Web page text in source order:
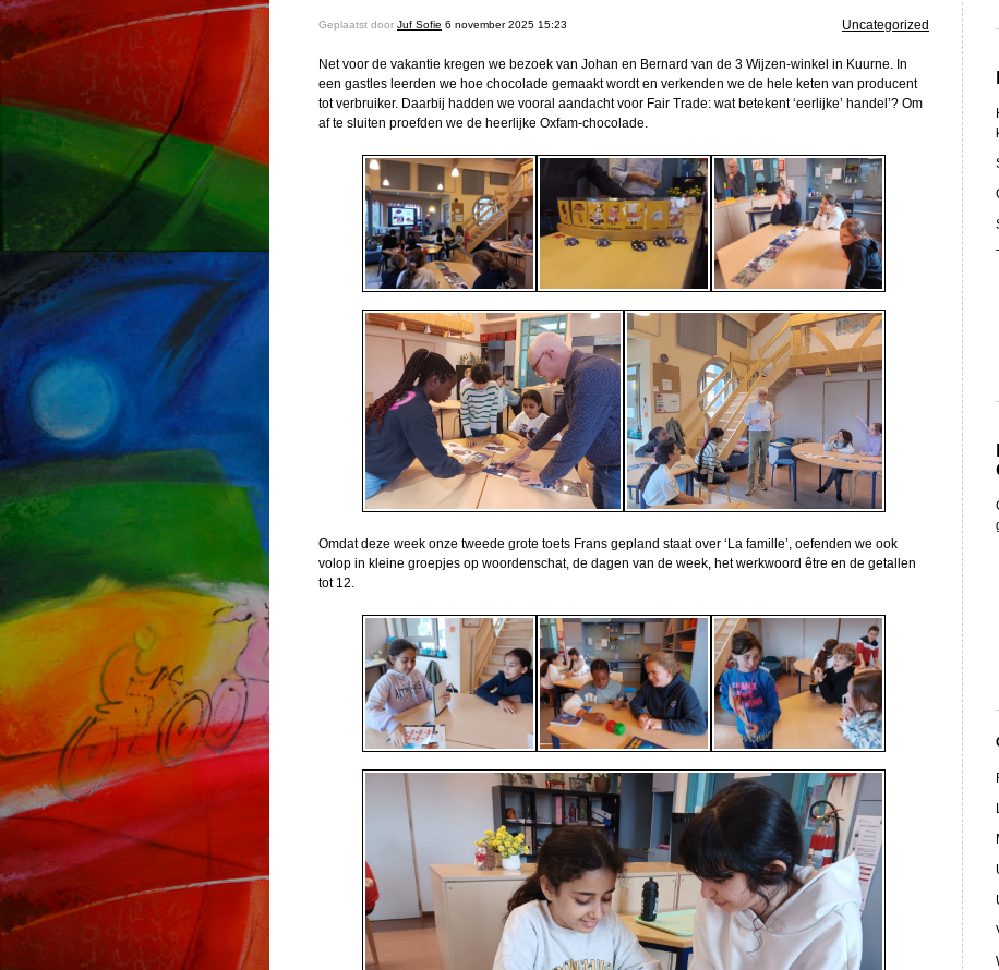
Uncategorized
Geplaatst door Juf Sofie 6 november 2025 15:23
Net voor de vakantie kregen we bezoek van Johan en Bernard van de 3 Wijzen-winkel in Kuurne. In
een gastles leerden we hoe chocolade gemaakt wordt en verkenden we de hele keten van producent
tot verbruiker. Daarbij hadden we vooral aandacht voor Fair Trade: wat betekent ‘eerlijke’ handel’? Om
af te sluiten proefden we de heerlijke Oxfam-chocolade.
Omdat deze week onze tweede grote toets Frans gepland staat over ‘La famille’, oefenden we ook
volop in kleine groepjes op woordenschat, de dagen van de week, het werkwoord être en de getallen
tot 12.